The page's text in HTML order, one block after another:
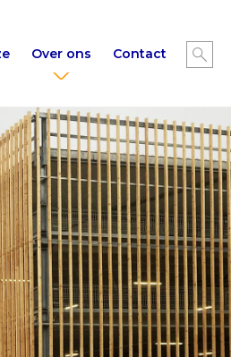
Over ons Contact